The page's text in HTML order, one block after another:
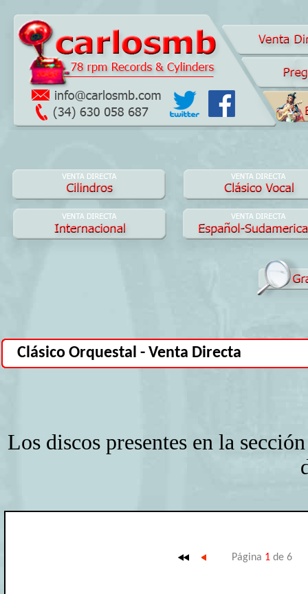
Clásico Orquestal - Venta Directa
Los discos presentes en la
Página 1 de 6